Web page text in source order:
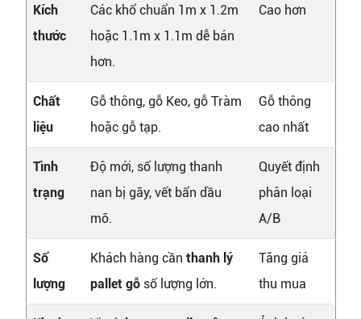
Kích
thước
Các khổ chuẩn 1m x 1.2m
hoặc 1.1m x 1.1m dễ bán
hơn.
Cao hơn
Chất
liệu
Gỗ thông, gỗ Keo, gỗ Tràm
hoặc gỗ tạp.
Gỗ thông
cao nhất
Tình
trạng
Độ mới, số lượng thanh
nan bị gãy, vết bẩn dầu
mỡ.
Quyết định
phân loại
A/B
Số
lượng
Khách hàng cần thanh lý
pallet gỗsố lượng lớn.
Tăng giá
thu mua